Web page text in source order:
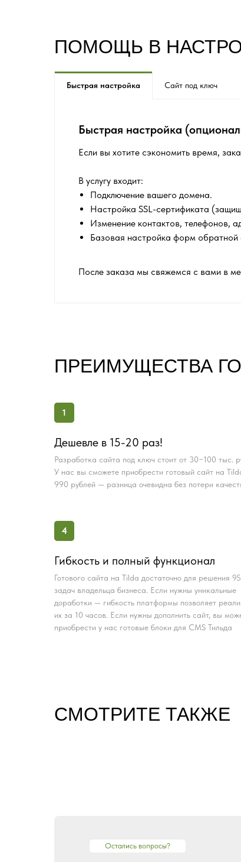
ПОМОЩЬ В
Быстрая настройка Сайт под ключ
Быстрая настройка
Если вы хотите сэкономить время,
В услугу входит:
Подключение вашего домена.
Настройка SSL-сертификата
Изменение контактов, телефонов,
Базовая настройка форм обратной
После заказа мы свяжемся с вами в
ПРЕИМУЩЕСТВА
1
Дешевле в 15-20 раз!
Разработка сайта под ключ стоит от 30−100 тыс.
У нас вы сможете приобрести готовый сайт на
990 рублей — разница очевидна без потери
4
Гибкость и полный функционал
Готового сайта на Tilda достаточно для решения
задач владельца бизнеса. Если нужны уникальные
доработки — гибкость платформы позволяет
их за 10 часов. Если нужны дополнить сайт, вы
приобрести у нас готовые блоки для CMS Тильда
CМОТРИТЕ ТАКЖЕ
Остались вопросы?